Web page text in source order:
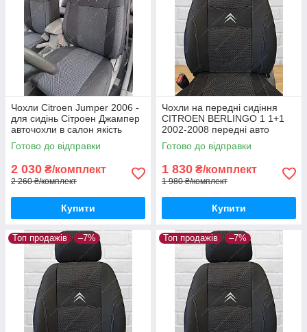
Чохли Citroen Jumper 2006 -
для сидінь Сітроен Джампер
авточохли в салон якість
Готово до відправки
2 030 ₴/комплект
2 260 ₴/комплект
Купити
Чохли на передні сидіння
CITROEN BERLINGO 1 1+1
2002-2008 передні авто
чохли Сітроен Берлінго 2002-
2008
Готово до відправки
1 830 ₴/комплект
1 980 ₴/комплект
Купити
Топ продажів –7% Топ продажів –7%